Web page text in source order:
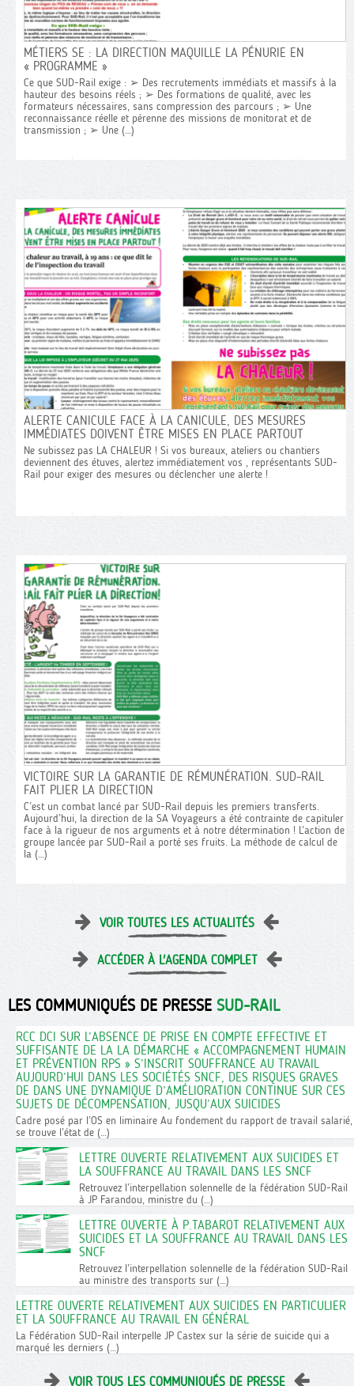
AUDIT DES BUREAUX DE COMMANDE : NE
LAISSONS PAS LA DIRECTION E
En juin dernier, suite aux mobilisations des
cheminot.es et aux interpellations répétées de
SUD-Rail, la direction a lancé un audit sur
l’organisation des Bureaux de Commande. Nous
avons été reçus dans le cadre d’une première
présentation de cet audit, avec des informations
Dans le
des
de
SNCF VOYAGEURS OBLIGÉE DE
S’ENDETTER POUR PAYER LES
PROMESSES DE L’ÉTAT !
Alors que la situation parait idéale
(augmentation du Chiffre d’affaires à 20.3
Milliards, bénéfices de 765 millions d’euros), la
bénéfices et qui augmente sa dette de … 740%,
SORTIR
Le 10
LA FUSÉE SOCIALE DOIT DÉCOLLER !
Partout sur le territoire, on assiste à la
construction d’une mobilisation générale à la
sncf ! Les conducteurs (ADC), les contrôleurs
(ASCT) et les agents de maintenance ont décidé
de passer à l’action. Agents commerciaux des
gares, RCAD ne laissons pas échapper cette
MAI,
qui n’en
affiche
l’année
FICHE PRATIQUE : PRÉPARER
COLLECTIVEMENT SON ENTRETIEN
ANNUEL INDIVIDUEL (E.I.A)
L’entretien annuel est un moment clé pour faire
le point sur l’année écoulée, évoquer les
difficultés rencontrées, exprimer ses attentes et
discuter des perspectives d’évolution
professionnelle SUD-Rail vous aide à le
préparer.
LA
18
ouvre
mai 2023
un plan
de 23
MÉTIERS SE : LA DIRECTION MAQUILLE LA PÉNURIE EN
« PROGRAMME »
Ce que SUD-Rail exige : ➢ Des recrutements immédiats et massifs à la
hauteur des besoins réels ; ➢ Des formations de qualité, avec les
formateurs nécessaires, sans compression des parcours ; ➢ Une
reconnaissance réelle et pérenne des missions de monitorat et de
transmission ; ➢ Une (…)
ALERTE CANICULE FACE À LA CANICULE, DES MESURES
IMMÉDIATES DOIVENT ÊTRE MISES EN PLACE PARTOUT
Ne subissez pas LA CHALEUR ! Si vos bureaux, ateliers ou chantiers
deviennent des étuves, alertez immédiatement vos , représentants SUD-
Rail pour exiger des mesures ou déclencher une alerte !
VICTOIRE SUR LA GARANTIE DE RÉMUNÉRATION. SUD-RAIL
FAIT PLIER LA DIRECTION
C’est un combat lancé par SUD-Rail depuis les premiers transferts.
Aujourd’hui, la direction de la SA Voyageurs a été contrainte de capituler
face à la rigueur de nos arguments et à notre détermination ! L’action de
groupe lancée par SUD-Rail a porté ses fruits. La méthode de calcul de
la (…)
VOIR TOUTES LES ACTUALITÉS
ACCÉDER À L'AGENDA COMPLET
LES COMMUNIQUÉS DE PRESSE SUD-RAIL
RCC DCI SUR L’ABSENCE DE PRISE EN COMPTE EFFECTIVE ET
SUFFISANTE DE LA LA DÉMARCHE « ACCOMPAGNEMENT HUMAIN
ET PRÉVENTION RPS » S’INSCRIT SOUFFRANCE AU TRAVAIL
AUJOURD’HUI DANS LES SOCIÉTÉS SNCF, DES RISQUES GRAVES
DE DANS UNE DYNAMIQUE D’AMÉLIORATION CONTINUE SUR CES
SUJETS DE DÉCOMPENSATION, JUSQU’AUX SUICIDES
Cadre posé par l’OS en liminaire Au fondement du rapport de travail salarié,
se trouve l’état de (…)
LETTRE OUVERTE RELATIVEMENT AUX SUICIDES ET
LA SOUFFRANCE AU TRAVAIL DANS LES SNCF
Retrouvez l’interpellation solennelle de la fédération SUD-Rail
à JP Farandou, ministre du (…)
LETTRE OUVERTE À P.TABAROT RELATIVEMENT AUX
SUICIDES ET LA SOUFFRANCE AU TRAVAIL DANS LES
SNCF
Retrouvez l’interpellation solennelle de la fédération SUD-Rail
au ministre des transports sur (…)
LETTRE OUVERTE RELATIVEMENT AUX SUICIDES EN PARTICULIER
ET LA SOUFFRANCE AU TRAVAIL EN GÉNÉRAL
La Fédération SUD-Rail interpelle JP Castex sur la série de suicide qui a
marqué les derniers (…)
VOIR TOUS LES COMMUNIQUÉS DE PRESSE